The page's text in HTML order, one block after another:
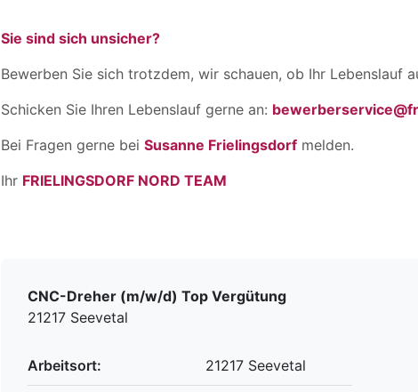
Sie sind sich unsicher?
Bewerben Sie sich trotzdem, wir schauen, ob Ihr Lebenslauf
Schicken Sie Ihren Lebenslauf gerne an:
Bei Fragen gerne bei Susanne Frielingsdorf melden.
Ihr FRIELINGSDORF NORD TEAM
CNC-Dreher (m/w/d) Top Vergütung
21217 Seevetal
Arbeitsort: 21217 Seevetal